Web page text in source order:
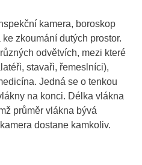
kamera, boroskop
zkoumání dutých prostor.
odvětvích, mezi které
stavaři, řemeslníci),
Jedná se o tenkou
na konci. Délka vlákna
průměr vlákna bývá
dostane kamkoliv.